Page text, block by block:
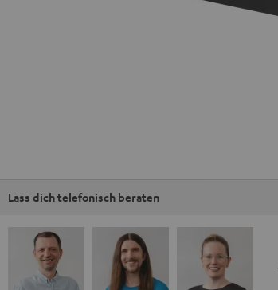
Lass dich telefonisch beraten